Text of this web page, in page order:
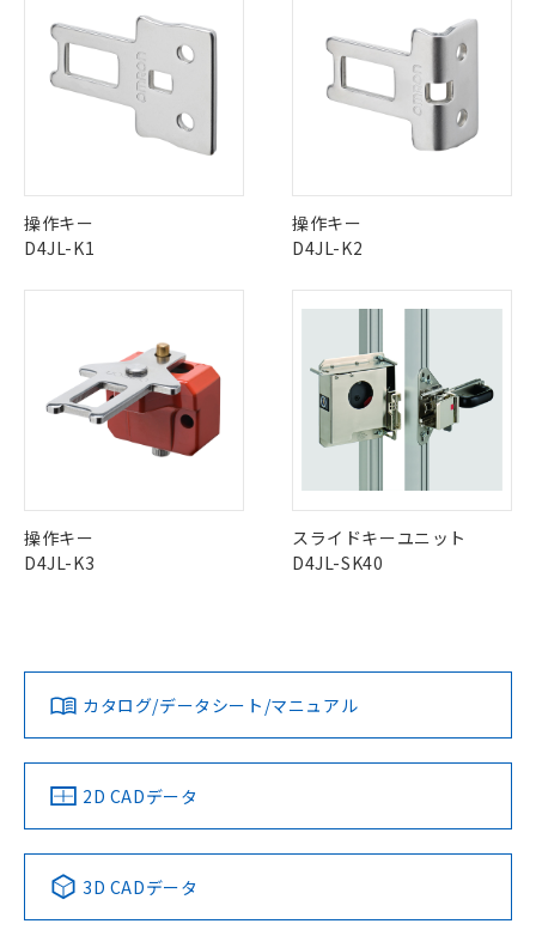
ダウンロードデータをご利用いただく前に、以下を必ずお読
みください。
ソフトウェアの使用条件
中国 RoHS 注意事項・凡例
"対応済み"や非含有の記載がされた商品であっても、流通
在庫等で未対応品が混在する可能性があります。
非含有品が必要な際は、弊社営業部門もしくは販売店へお
問い合わせください。
この製品のRoHS/REACH対応状況ページへ
LR型式承認
（イギリス
船舶規格）
DNV型式承認
（ノルウェー
BV型式承認
（フランス
船舶規格）
No
その他の認証はこちらのページからご検索ください
操作キー
D4JL-K1
操作キー
D4JL-K2
操作キー
D4JL-K3
スライドキーユニット
D4JL-SK40
カタログ/データシート/マニュアル
2D CADデータ
3D CADデータ
ご利用条件
以下の条件をお読みいただき、同意のうえ
ご利用ください。
本サービスは、当社制御機器事業取扱
(税抜)を提供させていただくもので
当社制御機器事業取扱商品の中には、
記載している更新日時点での社内デー
タに基づき作成されるものであり、閲
覧された時点での実際の在庫および標
準価格とは異なる場合があることをご
了承ください。
ムロン制御機器販売店・当社販売員に
オムロン制御機器販売店や当社販売拠
事前の承諾なく第三者に漏洩または開
示しないようお願いします。
あります。
お客様が当ウェブサイト上で当社にご
登録された部品リストについて、当社
および当社の共同利用者が、当社の製
有に対応した製品に切り替える予定のある
商品です。
対応予定なし：EU RoHS指令（10物質）の
非含有に非対応の商品で、対応品を出す予
定はありません。
調査・確認中：EU RoHS指令（10物質）の
非含有の対応状況を調査中または確認中の
非該当品：ライセンス料など無形物で、有
害物質有無と関係のない商品です。
いたものが、含有品と判明した場合などや
むを得ず変更することがあります。
*EU RoHS指令（10物質）：
鉛(Pb) 1000ppm以下、 水銀(Hg) 1000ppm以下、 カド
ミウム(Cd) 100ppm以下、
六価クロム(Cr(Ⅵ)) 1000ppm以下、ポリ臭化ビフェニル
類(PBB) 1000ppm以下、ポリ臭化ジフェニルエーテル類
(PBDE) 1000ppm以下、フタル酸ビス(2-エチルヘキシ
ルベンジル（BBP） 1000ppm以下、フタル酸ジブチル
（DBP） 1000ppm以下、フタル酸ジイソブチル
但し、RoHS指令で産業用監視および制御機器に対する
※2 対応予定月
部品在庫の切り替え状況などにより、予定
月が前後することがあります。
下記の非含有証明書をダウンロードするこ
とができます。
※1 中国RoHS○×表
「○」：最大均質材料含有率が中国RoHSの
基準値以下であることを示します。
「×」：最大均質材料含有率が中国RoHSの
基準値を超えていることを示します。
「－」：未確認です。当社販売部門へお問
*中国RoHS10物質の基準値 (GB/T26572)：
Pb(鉛) :1000ppm、 Hg(水銀) : 1000ppm、 Cd(カドミウ
ム) : 100ppm、
Cr(Ⅵ)(六価クロム) : 1000ppm、 PBBs(ポリ臭化ビフェ
ニル類) : 1000ppm、 PBDEs(ポリ臭化ジフェニルエーテ
DBP(フタル酸ジブチル) : 1000ppm、 DIBP(フタル酸ジ
イソブチル) : 1000ppm、 BBP(フタル酸ブチルベンジ
DEHP(フタル酸ビス(2-エチルヘキシル)) : 1000ppm
「ｅ」：有害物質（10物質）のすべてが基
準値以下であることを示します。
「10」：通常の使用状況下において有害物
質が外部に漏えいし、環境に深刻な影響を
及ぼさない年数を意味します。
「－」：未確認です。当社販売部門へお問
当社は、これら貴社製品のうち、外国
（以下｢規制貨物等」という）を輸出
または国外への提供する場合は、日本
国政府の輸出許可(または役務取引許
可)を取得するなどの必要な手続きを
とります。
全に破砕するなど、違法に輸出されな
当社は貴社製品を、核兵器、ミサイ
ル、化学兵器、生物兵器またはその他
場合は、上記1、2および3の内容を当
該第三者に通知します。また当社は、
販売先および販売に係わる関係者が違
法に輸出するおそれがある場合は、取
り引きをいたしません。
合意する キャンセル
記
号
説明
一定数以上の在庫あり
△ 一定数には満たないが在庫あり
在庫なし(最新の在庫状況につ
認ください)
空
白
受注生産機種、また在庫状況の
情報を公開していない機種